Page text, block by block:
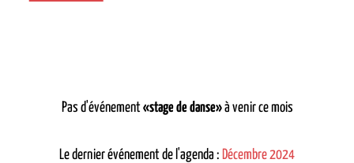
Pas d'événement«stage de danse»à venir ce mois
Le dernier événement de l'agenda : Décembre 2024